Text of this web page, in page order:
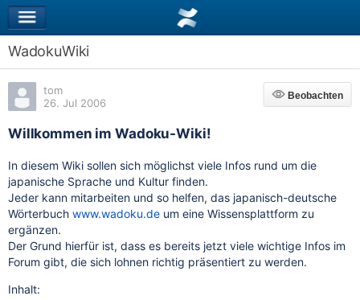
WadokuWiki
tom
26. Jul 2006
Beobachten
Beobachten
Willkommen im Wadoku-Wiki!
In diesem Wiki sollen sich möglichst viele Infos rund um die
japanische Sprache und Kultur finden.
Jeder kann mitarbeiten und so helfen, das japanisch-deutsche
Wörterbuch www.wadoku.deum eine Wissensplattform zu
ergänzen.
Der Grund hierfür ist, dass es bereits jetzt viele wichtige Infos im
Forum gibt, die sich lohnen richtig präsentiert zu werden.
Inhalt: